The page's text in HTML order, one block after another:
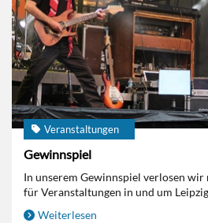
Veranstaltungen
Gewinnspiel
In unserem Gewinnspiel verlosen
für Veranstaltungen in und um
Weiterlesen